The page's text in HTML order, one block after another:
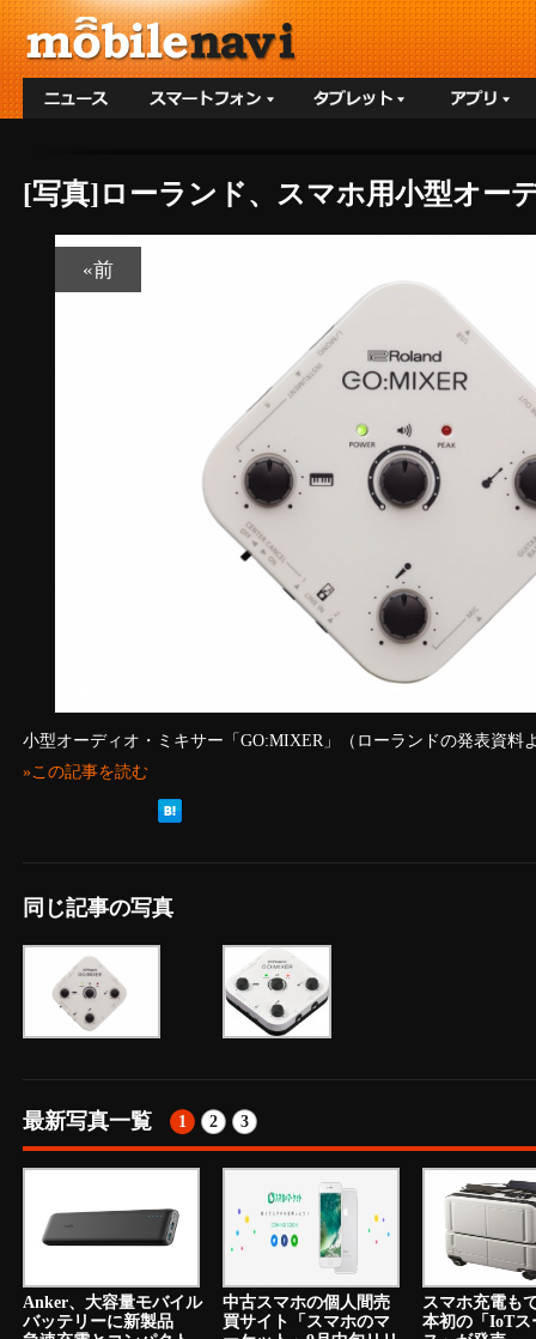
[写真]ローランド、スマホ用小型オー
«前
小型オーディオ・ミキサー「GO:MIXER」（ローランドの発表資料
»この記事を読む
同じ記事の写真
最新写真一覧 1 2 3
Anker、大容量モバイル
バッテリーに新製品
中古スマホの個人間売
買サイト「スマホのマ
スマホ充電も
本初の「IoTス